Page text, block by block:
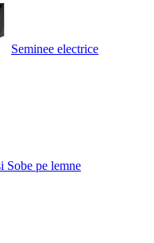
Seminee electrice
Sobe pe lemne